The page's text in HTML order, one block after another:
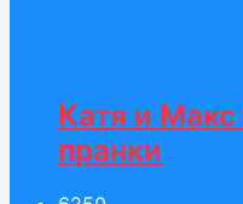
Катя и Макс
пранки